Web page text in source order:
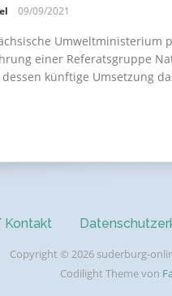
09/09/2021
Umweltministerium
einer Referatsgruppe
künftige Umsetzung
Kontakt
Copyright © 2026 suderburg-
Codilight Theme von